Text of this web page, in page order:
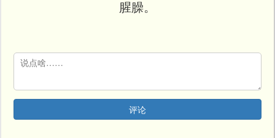
社
区
登
腥臊。
评论